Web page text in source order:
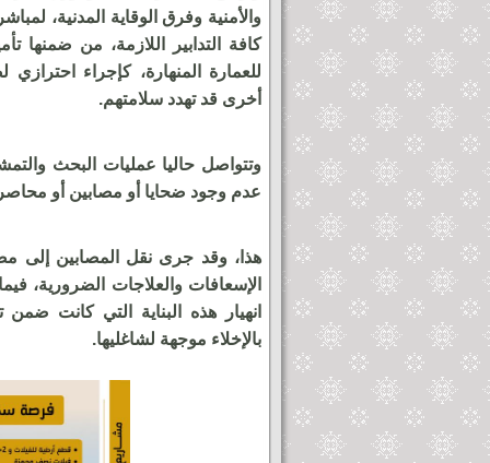
والأمنية وفرق الوقاية المدنية،
كافة التدابير اللازمة، من ضمنها
للعمارة المنهارة، كإجراء
أخرى قد تهدد سلامتهم.
وتتواصل حاليا عمليات البحث
عدم وجود ضحايا أو مصابين أو
هذا، وقد جرى نقل المصابين إلى
الإسعافات والعلاجات
انهيار هذه البناية التي كانت
بالإخلاء موجهة لشاغليها.